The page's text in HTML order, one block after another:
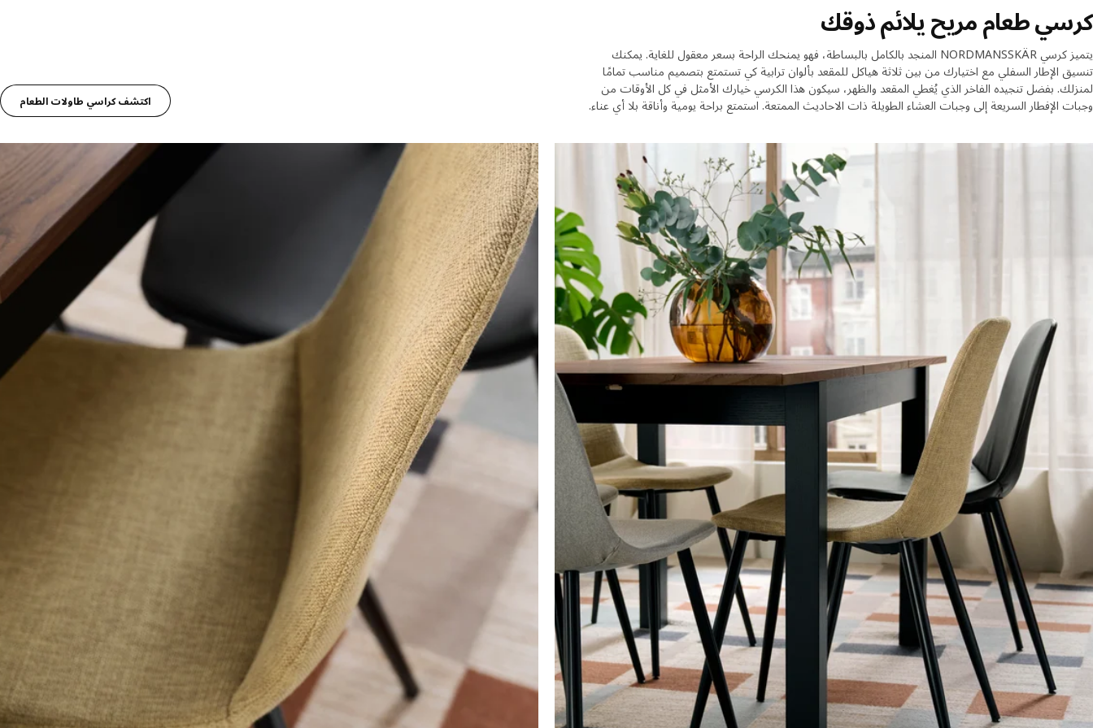
كرسي طعام مريح يلائم ذوقك
يتميز كرسي NORDMANSSKÄR المنجد بالكامل بالبساطة، فهو يمنحك الراحة بسعر معقول للغاية. يمكنك
تنسيق الإطار السفلي مع اختيارك من بين ثلاثة هياكل للمقعد بألوان ترابية كي تستمتع بتصميم مناسب تمامًا
لمنزلك. بفضل تنجيده الفاخر الذي يُغطي المقعد والظهر، سيكون هذا الكرسي خيارك الأمثل في كل الأوقات من
وجبات الإفطار السريعة إلى وجبات العشاء الطويلة ذات الاحاديث الممتعة. استمتع براحة يومية وأناقة بلا أي عناء.
اكتشف كراسي طاولات الطعام